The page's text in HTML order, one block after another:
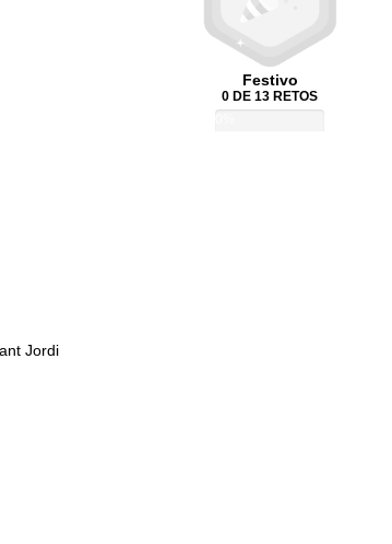
Festivo
0 DE 13 RETOS
Jordi